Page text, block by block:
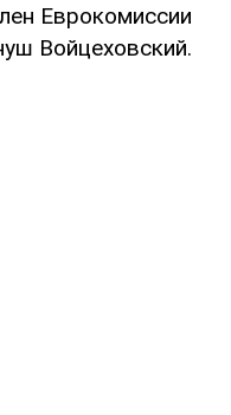
Еврокомиссии
Войцеховский.